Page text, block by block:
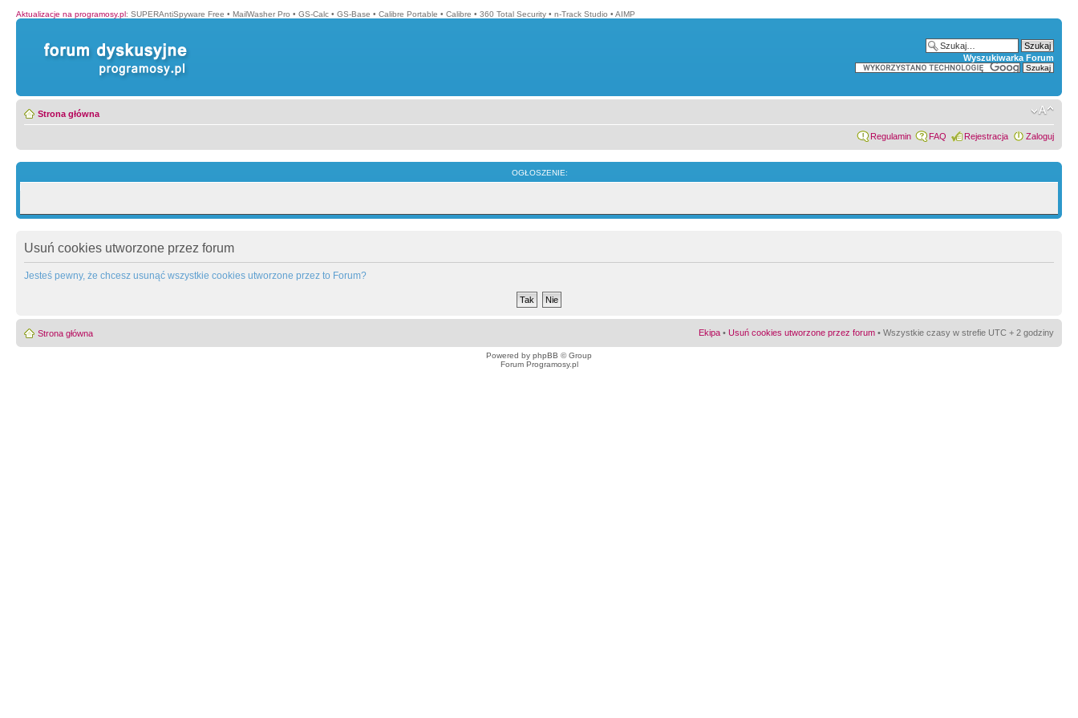
Aktualizacje na programosy.pl: SUPERAntiSpyware Free • MailWasher Pro • GS-Calc • GS-Base • Calibre Portable • Calibre • 360 Total Security • n-Track Studio • AIMP
Wyszukiwarka Forum
Strona główna
Regulamin FAQ Rejestracja Zaloguj
OGŁOSZENIE:
Usuń cookies utworzone przez forum
Jesteś pewny, że chcesz usunąć wszystkie cookies utworzone przez to Forum?
Strona główna Ekipa • Usuń cookies utworzone przez forum • Wszystkie czasy w strefie UTC + 2 godziny
Powered by phpBB © Group
Forum Programosy.pl